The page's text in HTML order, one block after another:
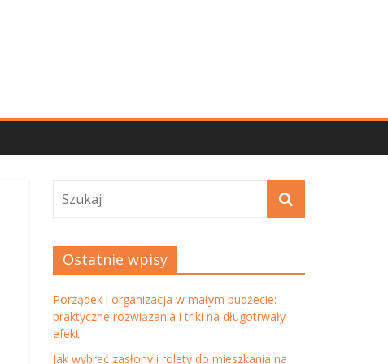
Ostatnie wpisy
Porządek i organizacja w małym budżecie:
praktyczne rozwiązania i triki na długotrwały
efekt
Jak wybrać zasłony i rolety do mieszkania na